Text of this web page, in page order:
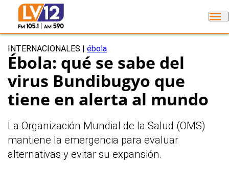
INTERNACIONALES ébola
Ébola: qué se sabe del
virus Bundibugyo que
tiene en alerta al mundo
La Organización Mundial de la Salud (OMS)
mantiene la emergencia para evaluar
alternativas y evitar su expansión.